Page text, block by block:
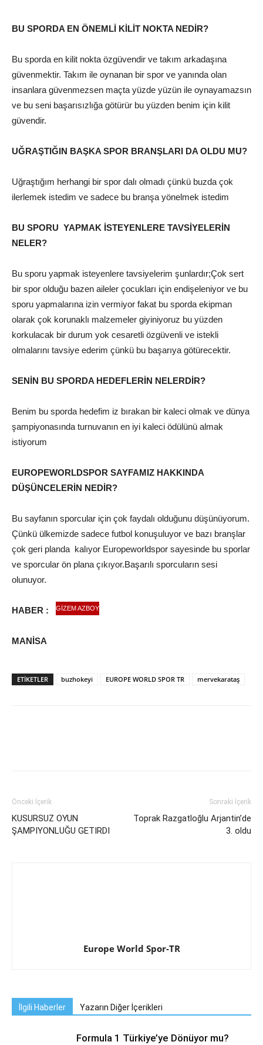
BU SPORDA EN ÖNEMLİ KİLİT NOKTA NEDİR?
Bu sporda en kilit nokta özgüvendir ve takım arkadaşına
güvenmektir. Takım ile oynanan bir spor ve yanında olan
insanlara güvenmezsen maçta yüzde yüzün ile oynayamazsın
ve bu seni başarısızlığa götürür bu yüzden benim için kilit
güvendir.
UĞRAŞTIĞIN BAŞKA SPOR BRANŞLARI DA OLDU MU?
Uğraştığım herhangi bir spor dalı olmadı çünkü buzda çok
ilerlemek istedim ve sadece bu branşa yönelmek istedim
BU SPORU YAPMAK İSTEYENLERE TAVSİYELERİN
NELER?
Bu sporu yapmak isteyenlere tavsiyelerim şunlardır;Çok sert
bir spor olduğu bazen aileler çocukları için endişeleniyor ve bu
sporu yapmalarına izin vermiyor fakat bu sporda ekipman
olarak çok korunaklı malzemeler giyiniyoruz bu yüzden
korkulacak bir durum yok cesaretli özgüvenli ve istekli
olmalarını tavsiye ederim çünkü bu başarıya götürecektir.
SENİN BU SPORDA HEDEFLERİN NELERDİR?
Benim bu sporda hedefim iz bırakan bir kaleci olmak ve dünya
şampiyonasında turnuvanın en iyi kaleci ödülünü almak
istiyorum
EUROPEWORLDSPOR SAYFAMIZ HAKKINDA
DÜŞÜNCELERİN NEDİR?
Bu sayfanın sporcular için çok faydalı olduğunu düşünüyorum.
Çünkü ülkemizde sadece futbol konuşuluyor ve bazı branşlar
çok geri planda kalıyor Europeworldspor sayesinde bu sporlar
ve sporcular ön plana çıkıyor.Başarılı sporcuların sesi
olunuyor.
HABER : GİZEM AZBOY
MANİSA
ETIKETLER buzhokeyi EUROPE WORLD SPOR TR mervekarataş
Önceki İçerik
KUSURSUZ OYUN
ŞAMPIYONLUĞU GETIRDI
Sonraki İçerik
Toprak Razgatloğlu Arjantin’de
3. oldu
Europe World Spor-TR
İlgili Haberler Yazarın Diğer İçerikleri
Formula 1 Türkiye’ye Dönüyor mu?